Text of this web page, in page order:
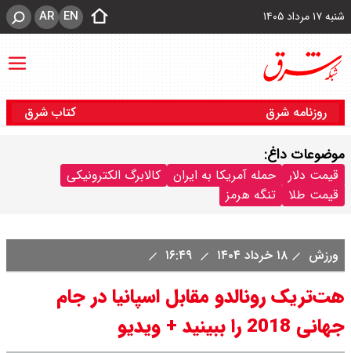
شنبه ۱۷ مرداد ۱۴۰۵ EN
AR
روزنامه شرق کتاب شرق
موضوعات داغ:
قیمت دلار حمله آمریکا به ایران
کالابرگ الکترونیکی
قیمت طلا
تنگه هرمز
ورزش ۱۸ خرداد ۱۴۰۴
هت‌تریک رونالدو مقابل اسپانیا در جام
جهانی 2018 را ببینید + ویدیو